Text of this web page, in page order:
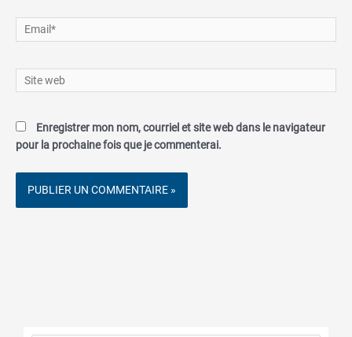
Email*
Site
web
Enregistrer mon nom, courriel et site web dans le navigateur
pour la prochaine fois que je commenterai.